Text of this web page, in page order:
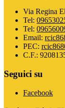
Via Regina
Tel:
Tel:
Email:
PEC:
C.F.:
Seguici su
Facebook